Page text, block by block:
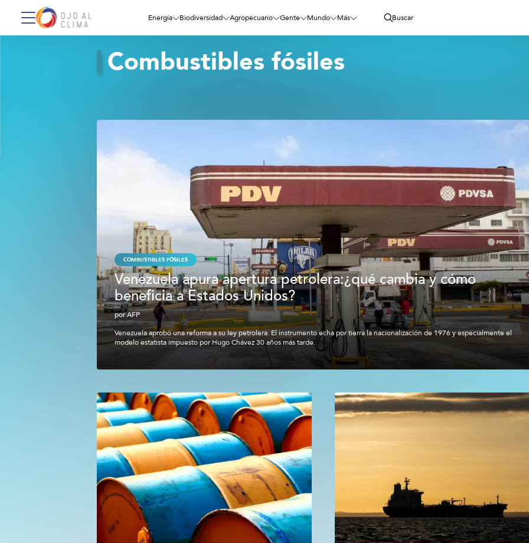
Energía Biodiversidad Agropecuario Gente Mundo Más Buscar
Combustibles fósiles
COMBUSTIBLES FÓSILES
Venezuela apura apertura petrolera:¿qué cambia y cómo
beneficia a Estados Unidos?
porAFP
Venezuela aprobó una reforma a su ley petrolera. El instrumento echa por tierra la nacionalización de 1976 y especialmente el
modelo estatista impuesto por Hugo Chávez 30 años más tarde.